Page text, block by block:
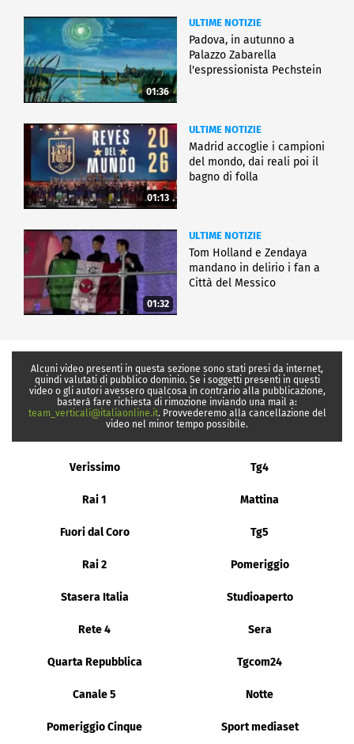
01:36
ULTIME NOTIZIE
Padova, in autunno a
Palazzo Zabarella
l'espressionista Pechstein
01:13
ULTIME NOTIZIE
Madrid accoglie i campioni
del mondo, dai reali poi il
bagno di folla
01:32
ULTIME NOTIZIE
Tom Holland e Zendaya
mandano in delirio i fan a
Città del Messico
Alcuni video presenti in questa sezione sono stati presi da internet,
quindi valutati di pubblico dominio. Se i soggetti presenti in questi
video o gli autori avessero qualcosa in contrario alla pubblicazione,
basterà fare richiesta di rimozione inviando una mail a:
team_verticali@italiaonline.it. Provvederemo alla cancellazione del
video nel minor tempo possibile.
Verissimo Tg4
Rai 1 Mattina
Fuori dal Coro Tg5
Rai 2 Pomeriggio
Stasera Italia Studioaperto
Rete 4 Sera
Quarta Repubblica Tgcom24
Canale 5 Notte
Pomeriggio Cinque Sport mediaset